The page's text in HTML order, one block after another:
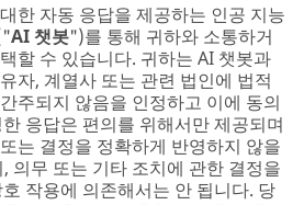
한 자동 응답을 제공하는 인공 지능
AI 챗봇")를 통해 귀하와 소통하거
할 수 있습니다. 귀하는 AI 챗봇과
자, 계열사 또는 관련 법인에 법적
주되지 않음을 인정하고 이에 동의
응답은 편의를 위해서만 제공되며
는 결정을 정확하게 반영하지 않을
의무 또는 기타 조치에 관한 결정을
작용에 의존해서는 안 됩니다. 당